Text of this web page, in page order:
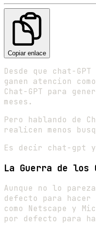
Copiar enlace
Desde que chat-
ganen atencion
Chat-GPT para
meses.
Pero hablando de
realicen menos
Es decir chat-gpt
La Guerra de los
Aunque no lo
defecto para
como Netscape y
por defecto para